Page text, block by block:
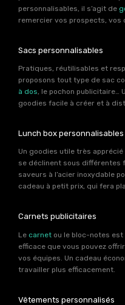
personnalisables, il s’agit de
remercier vos prospects, vos
Sacs personnalisables
Pratiques, réutilisables et
proposons tout type de sac
à dos, le pochon publicitaire…
goodies facile à créer et à
Lunch box personnalisables
Un goodies utile très
se déclinent sous différentes
saveurs à l’acier inoxydable
cadeau à petit prix, qui fera
Carnets publicitaires
Le carnet ou le bloc-notes
efficace que vous pouvez
vos équipes. Un cadeau
travailler plus efficacement.
Vêtements personnalisés